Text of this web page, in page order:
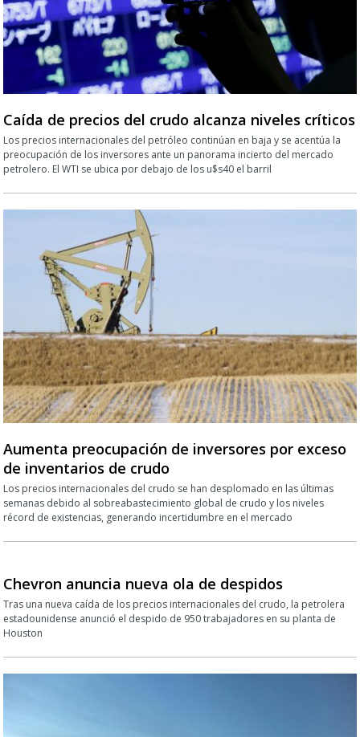
Caída de precios del crudo alcanza niveles críticos
Los precios internacionales del petróleo continúan en baja y se acentúa la
preocupación de los inversores ante un panorama incierto del mercado
petrolero. El WTI se ubica por debajo de los u$s40 el barril
Aumenta preocupación de inversores por exceso
de inventarios de crudo
Los precios internacionales del crudo se han desplomado en las últimas
semanas debido al sobreabastecimiento global de crudo y los niveles
récord de existencias, generando incertidumbre en el mercado
Chevron anuncia nueva ola de despidos
Tras una nueva caída de los precios internacionales del crudo, la petrolera
estadounidense anunció el despido de 950 trabajadores en su planta de
Houston